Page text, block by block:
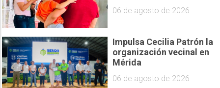
06 de agosto de 2026
Impulsa Cecilia Patrón la
organización vecinal en
Mérida
06 de agosto de 2026